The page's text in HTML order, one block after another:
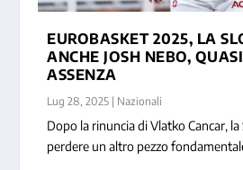
EUROBASKET 2025, LA
ANCHE JOSH NEBO,
ASSENZA
Lug 28, 2025 | Nazionali
Dopo la rinuncia di Vlatko Cancar,
perdere un altro pezzo